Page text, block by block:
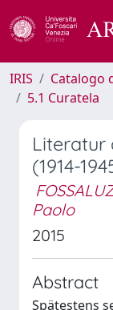
IRIS Catalogo
5.1 Curatela
Literatur
(1914-
Paolo
2015
Abstract
Spätestens